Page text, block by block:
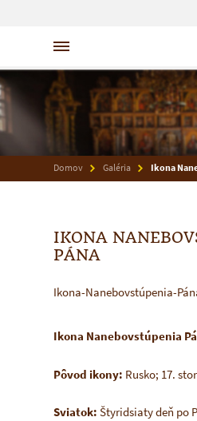
Domov Galéria Ikona
IKONA
PÁNA
Ikona-Nanebovstúpenia-
Ikona Nanebovstúpenia
Pôvod ikony: Rusko; 17.
Sviatok: Štyridsiaty deň po